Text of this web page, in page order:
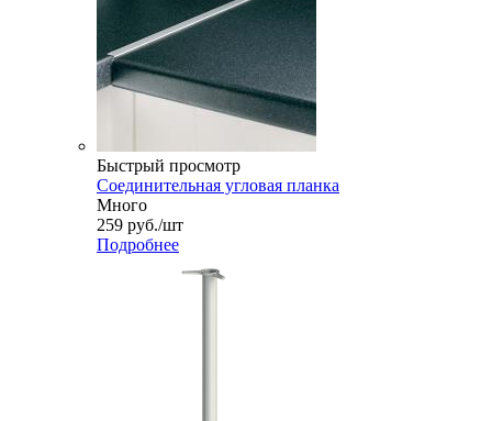
Быстрый просмотр
Соединительная угловая планка
Много
259 руб./шт
Подробнее